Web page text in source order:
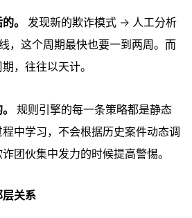
。
发现新的欺诈模式 → 人工分析
，这个周期最快也要一到两周。而
，往往以天计。
规则引擎的每一条策略都是静态
中学习，不会根据历史案件动态调
团伙集中发力的时候提高警惕。
层关系